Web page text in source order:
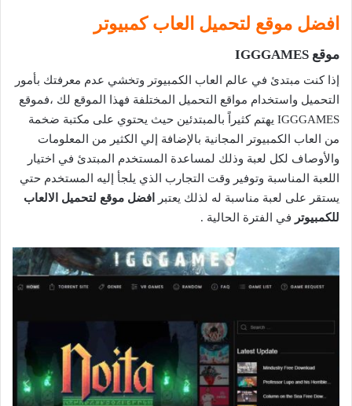
افضل موقع لتحميل العاب كمبيوتر
موقع IGGGAMES
إذا كنت مبتدئ في عالم العاب الكمبيوتر وتخشي عدم معرفتك بأمور
التحميل واستخدام مواقع التحميل المختلفة فهذا الموقع لك ،فموقع
IGGGAMES يهتم كثيراً بالمبتدئين حيث يحتوي على مكتبة ضخمة
من العاب الكمبيوتر المجانية بالإضافة إلي الكثير من المعلومات
والأوصاف لكل لعبة وذلك لمساعدة المستخدم المبتدئ في اختيار
اللعبة المناسبة وتوفير وقت التجارب الذي يلجأ إليه المستخدم حتي
يستقر على لعبة مناسبة له لذلك يعتبر
افضل موقع لتحميل الالعاب
للكمبيوتر في الفترة الحالية .